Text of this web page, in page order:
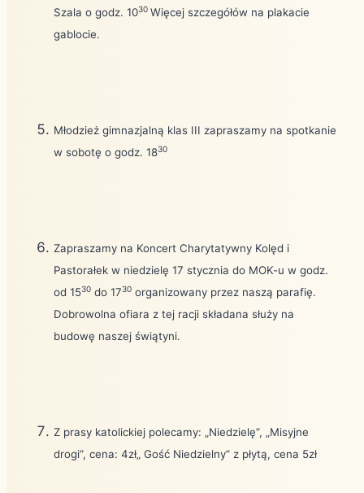
Szala o godz. 1030 Więcej szczegółów na plakacie
gablocie.
Młodzież gimnazjalną klas III zapraszamy na spotkanie
w sobotę o godz. 1830
Zapraszamy na Koncert Charytatywny Kolęd i
Pastorałek w niedzielę 17 stycznia do MOK-u w godz.
od 1530 do 1730 organizowany przez naszą parafię.
Dobrowolna ofiara z tej racji składana służy na
budowę naszej świątyni.
Z prasy katolickiej polecamy: „Niedzielę”, „Misyjne
drogi”, cena: 4zł„ Gość Niedzielny” z płytą, cena 5zł